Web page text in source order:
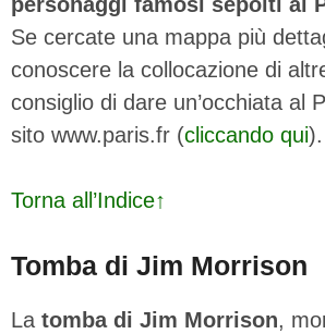
Se cercate una mappa più
conoscere la collocazione di
consiglio di dare un’occhiata al
sito www.paris.fr (cliccando qui).
Torna all’Indice↑
Tomba di Jim Morrison
La tomba di Jim Morrison,